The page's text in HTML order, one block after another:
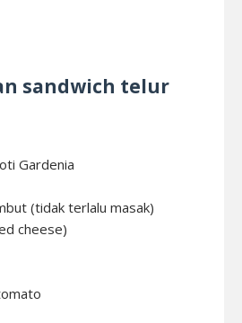
sandwich telur
Gardenia
(tidak terlalu masak)
cheese)